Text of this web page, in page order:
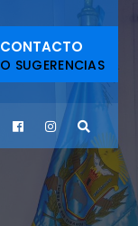
CONTACTO
O SUGERENCIAS